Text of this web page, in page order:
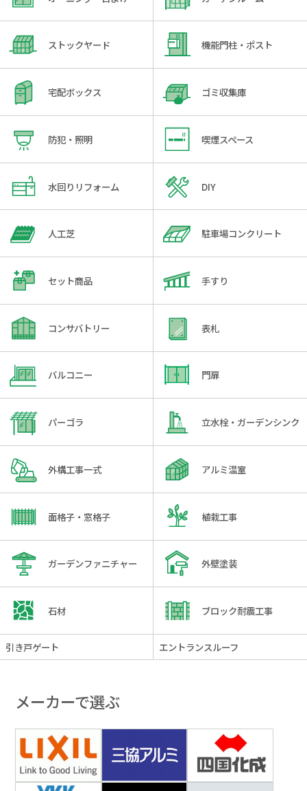
ストックヤード 機能門柱・ポスト
宅配ボックス ゴミ収集庫
防犯・照明 喫煙スペース
水回りリフォーム DIY
人工芝 駐車場コンクリート
セット商品 手すり
コンサバトリー 表札
バルコニー 門扉
パーゴラ 立水栓・ガーデンシンク
外構工事一式 アルミ温室
面格子・窓格子 植栽工事
ガーデンファニチャー 外壁塗装
石材 ブロック耐震工事
引き戸ゲート エントランスルーフ
メーカーで選ぶ